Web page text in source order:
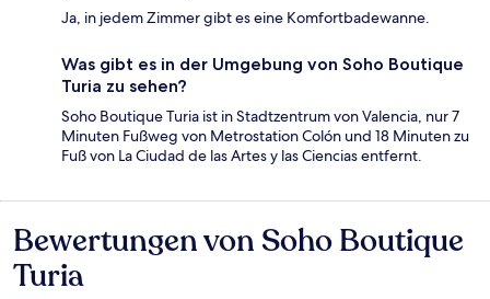
Ja, in jedem Zimmer gibt es eine Komfortbadewanne.
Was gibt es in der Umgebung von Soho Boutique
Turia zu sehen?
Soho Boutique Turia ist in Stadtzentrum von Valencia, nur 7
Minuten Fußweg von Metrostation Colón und 18 Minuten zu
Fuß von La Ciudad de las Artes y las Ciencias entfernt.
Bewertungen
Bewertungen von Soho Boutique
Turia